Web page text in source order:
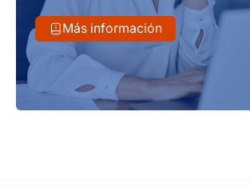
Más información